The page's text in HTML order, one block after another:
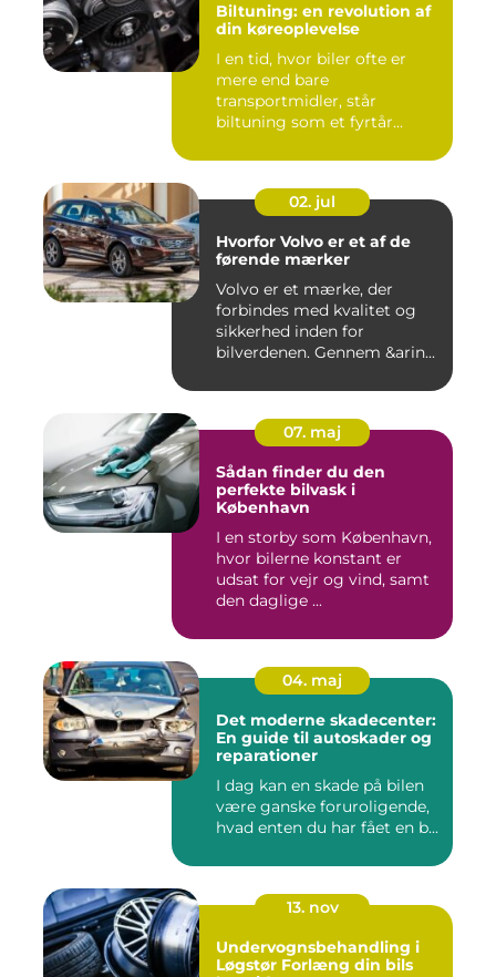
Biltuning: en revolution af
din køreoplevelse
I en tid, hvor biler ofte er
mere end bare
transportmidler, står
biltuning som et fyrtår...
02. jul
Hvorfor Volvo er et af de
førende mærker
Volvo er et mærke, der
forbindes med kvalitet og
sikkerhed inden for
bilverdenen. Gennem &arin...
07. maj
Sådan finder du den
perfekte bilvask i
København
I en storby som København,
hvor bilerne konstant er
udsat for vejr og vind, samt
den daglige ...
04. maj
Det moderne skadecenter:
En guide til autoskader og
reparationer
I dag kan en skade på bilen
være ganske foruroligende,
hvad enten du har fået en b...
13. nov
Undervognsbehandling i
Løgstør Forlæng din bils